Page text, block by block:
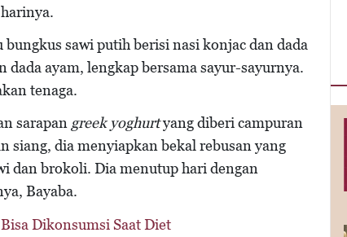
bungkus sawi putih berisi nasi konjac dan dada
dada ayam, lengkap bersama sayur-sayurnya.
tenaga.
sarapan greek yoghurtyang diberi campuran
siang, dia menyiapkan bekal rebusan yang
dan brokoli. Dia menutup hari dengan
Bayaba.
Dikonsumsi Saat Diet